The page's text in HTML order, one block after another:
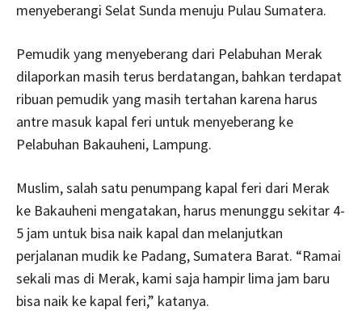
menyeberangi Selat Sunda menuju Pulau Sumatera.
Pemudik yang menyeberang dari Pelabuhan Merak
dilaporkan masih terus berdatangan, bahkan terdapat
ribuan pemudik yang masih tertahan karena harus
antre masuk kapal feri untuk menyeberang ke
Pelabuhan Bakauheni, Lampung.
Muslim, salah satu penumpang kapal feri dari Merak
ke Bakauheni mengatakan, harus menunggu sekitar 4-
5 jam untuk bisa naik kapal dan melanjutkan
perjalanan mudik ke Padang, Sumatera Barat. “Ramai
sekali mas di Merak, kami saja hampir lima jam baru
bisa naik ke kapal feri,” katanya.